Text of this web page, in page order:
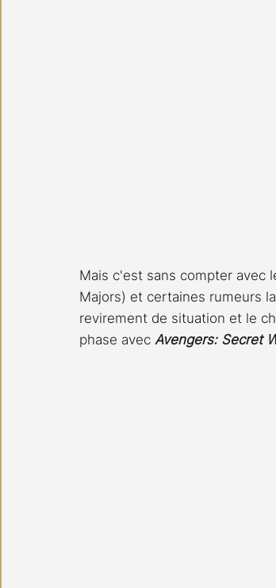
Mais c'est sans compter avec
Majors) et certaines rumeurs
revirement de situation et le
phase avec Avengers: Secret